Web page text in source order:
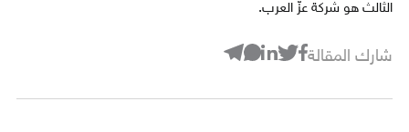
الثالث هو شركة عزّ العرب.
شارك المقالة